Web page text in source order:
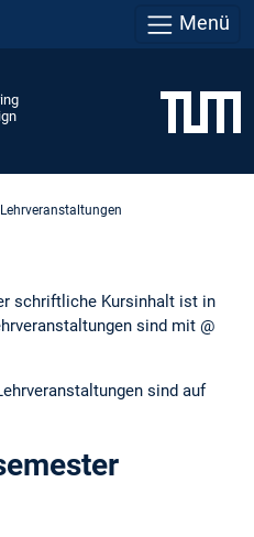
Menü
Lehrveranstaltungen
schriftliche Kursinhalt ist in
sind mit @
sind auf